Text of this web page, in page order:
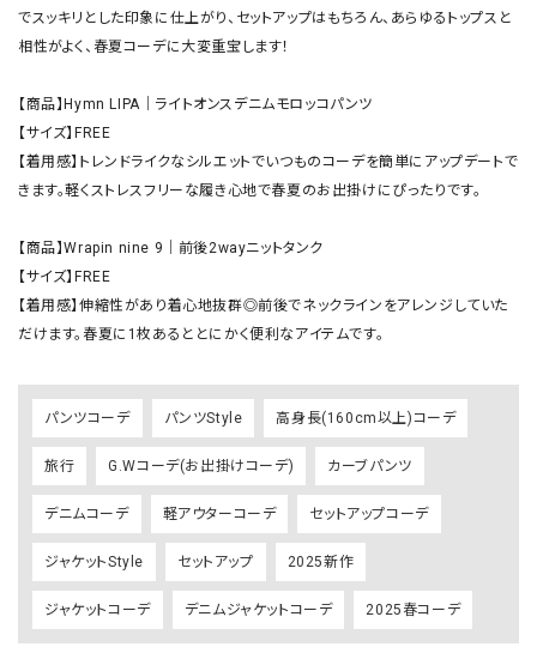
でスッキリとした印象に仕上がり、セットアップはもちろん、あらゆるトップスと
相性がよく、春夏コーデに大変重宝します！
【商品】Hymn LIPA｜ライトオンスデニムモロッコパンツ
【サイズ】FREE
【着用感】トレンドライクなシルエットでいつものコーデを簡単にアップデートで
きます。軽くストレスフリーな履き心地で春夏のお出掛けにぴったりです。
【商品】Wrapin nine 9｜前後2wayニットタンク
【サイズ】FREE
【着用感】伸縮性があり着心地抜群◎前後でネックラインをアレンジしていた
だけます。春夏に1枚あるととにかく便利なアイテムです。
パンツコーデ パンツStyle 高身長(160cm以上)コーデ
旅行 G.Wコーデ(お出掛けコーデ) カーブパンツ
デニムコーデ 軽アウターコーデ セットアップコーデ
ジャケットStyle セットアップ 2025新作
ジャケットコーデ デニムジャケットコーデ 2025春コーデ